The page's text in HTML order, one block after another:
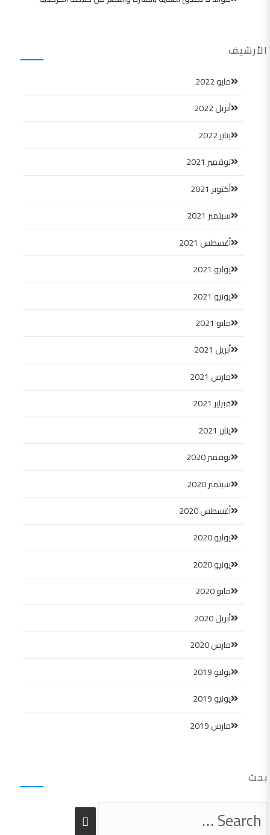
الأرشيف
مايو 2022
أبريل 2022
يناير 2022
نوفمبر 2021
أكتوبر 2021
سبتمبر 2021
أغسطس 2021
يوليو 2021
يونيو 2021
مايو 2021
أبريل 2021
مارس 2021
فبراير 2021
يناير 2021
نوفمبر 2020
سبتمبر 2020
أغسطس 2020
يوليو 2020
يونيو 2020
مايو 2020
أبريل 2020
مارس 2020
يوليو 2019
يونيو 2019
مارس 2019
بحث